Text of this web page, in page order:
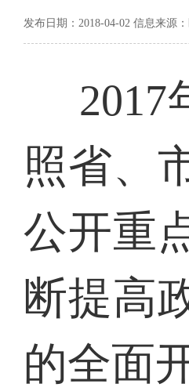
发布日期：2018-04-02 信息来源
2017
照省、
公开重
断提高
的全面